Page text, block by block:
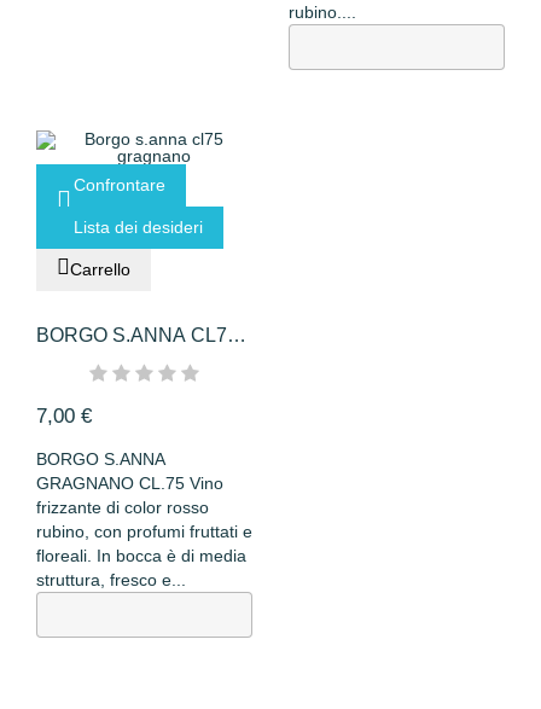
rubino....
Confrontare
Lista dei desideri
Carrello
BORGO S.ANNA CL75
GRAGNANO
7,00 €
BORGO S.ANNA
GRAGNANO CL.75 Vino
frizzante di color rosso
rubino, con profumi fruttati e
floreali. In bocca è di media
struttura, fresco e...